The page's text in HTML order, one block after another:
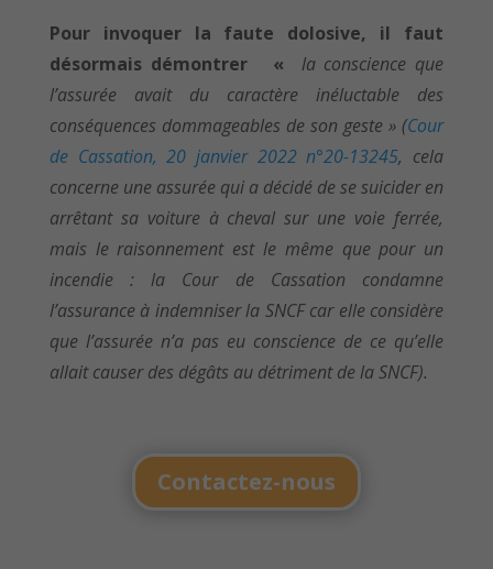
Pour invoquer la faute dolosive, il faut
désormais démontrer «
la conscience que
l’assurée avait du caractère inéluctable des
conséquences dommageables de son geste » (Cour
de Cassation, 20 janvier 2022 n°20-13245, cela
concerne une assurée qui a décidé de se suicider en
arrêtant sa voiture à cheval sur une voie ferrée,
mais le raisonnement est le même que pour un
incendie : la Cour de Cassation condamne
l’assurance à indemniser la SNCF car elle considère
que l’assurée n’a pas eu conscience de ce qu’elle
allait causer des dégâts au détriment de la SNCF).
Contactez-nous